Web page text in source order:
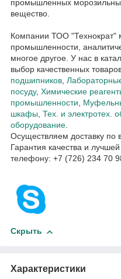
промышленных
вещество.
Компании ТОО "Технократ"
промышленности,
многое другое. У нас в
выбор качественных
подшипников,
посуду, Химические
промышленности,
шкафы, Тех. и электротех.
оборудование.
Осуществляем доставку по
Гарантия качества и
телефону: +7 (726) 234 70
Скрыть
Характеристики